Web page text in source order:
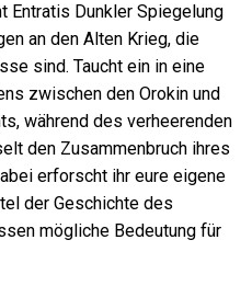
Entratis Dunkler Spiegelung
an den Alten Krieg, die
sind. Taucht ein in eine
zwischen den Orokin und
während des verheerenden
den Zusammenbruch ihres
erforscht ihr eure eigene
der Geschichte des
mögliche Bedeutung für